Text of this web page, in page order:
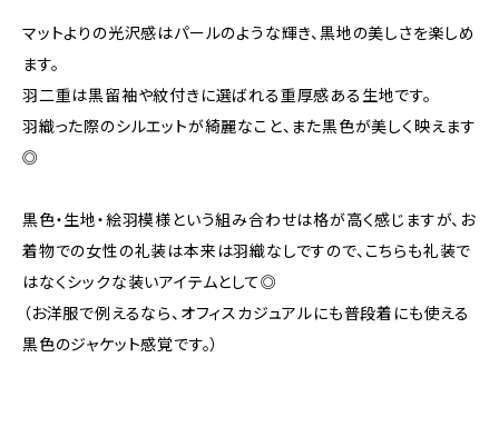
マットよりの光沢感はパールのような輝き、黒地の美しさを楽しめ
ます。
羽二重は黒留袖や紋付きに選ばれる重厚感ある生地です。
羽織った際のシルエットが綺麗なこと、また黒色が美しく映えます
◎
黒色・生地・絵羽模様という組み合わせは格が高く感じますが、お
着物での女性の礼装は本来は羽織なしですので、こちらも礼装で
はなくシックな装いアイテムとして◎
（お洋服で例えるなら、オフィスカジュアルにも普段着にも使える
黒色のジャケット感覚です。）